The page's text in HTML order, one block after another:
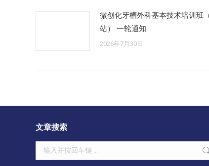
微创化牙槽外科基本技术培训班
站） 一轮通知
2026年7月30日
文章搜索
Search: